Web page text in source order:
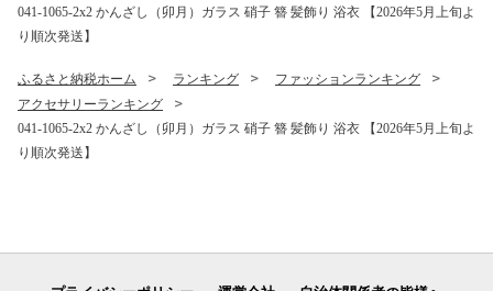
041-1065-2x2 かんざし（卯月）ガラス 硝子 簪 髪飾り 浴衣 【2026年5月上旬よ
り順次発送】
ふるさと納税ホーム ランキング
ファッションランキング
アクセサリーランキング
041-1065-2x2 かんざし（卯月）ガラス 硝子 簪 髪飾り 浴衣 【2026年5月上旬よ
り順次発送】